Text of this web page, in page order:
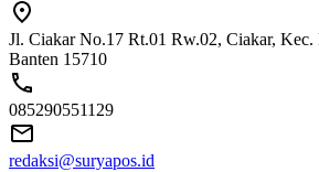
Jl. Ciakar No.17 Rt.01 Rw.02, Ciakar, Kec.
Banten 15710
085290551129
redaksi@suryapos.id